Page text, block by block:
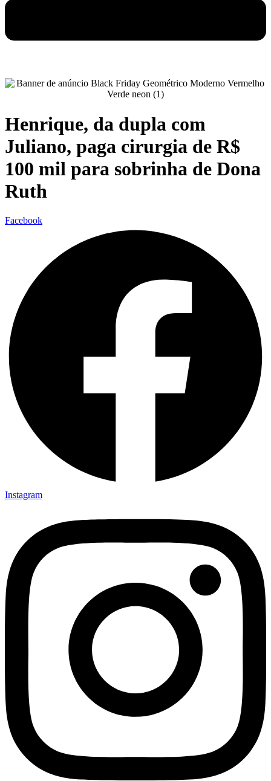
Henrique, da dupla com
Juliano, paga cirurgia de R$
100 mil para sobrinha de Dona
Ruth
Facebook
Instagram